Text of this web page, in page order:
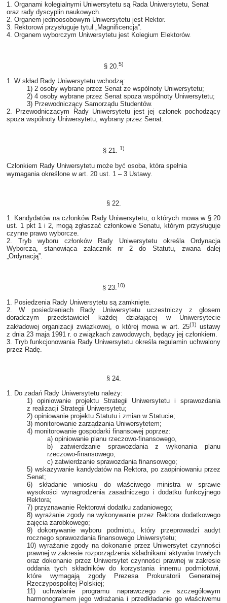
1. Organami kolegialnymi Uniwersytetu są Rada Uniwersytetu, Senat
oraz rady dyscyplin naukowych.
2. Organem jednoosobowym Uniwersytetu jest Rektor.
3. Rektorowi przysługuje tytuł „Magnificencja”.
4. Organem wyborczym Uniwersytetu jest Kolegium Elektorów.
§ 20.5)
1. W skład Rady Uniwersytetu wchodzą:
1) 2 osoby wybrane przez Senat ze wspólnoty Uniwersytetu;
2) 4 osoby wybrane przez Senat spoza wspólnoty Uniwersytetu;
3) Przewodniczący Samorządu Studentów.
2. Przewodniczącym Rady Uniwersytetu jest jej członek pochodzący
spoza wspólnoty Uniwersytetu, wybrany przez Senat.
§ 21. 1)
Członkiem Rady Uniwersytetu może być osoba, która spełnia
wymagania określone w art. 20 ust. 1 – 3 Ustawy.
§ 22.
1. Kandydatów na członków Rady Uniwersytetu, o których mowa w § 20
ust. 1 pkt 1 i 2, mogą zgłaszać członkowie Senatu, którym przysługuje
czynne prawo wyborcze.
2. Tryb wyboru członków Rady Uniwersytetu określa Ordynacja
Wyborcza, stanowiąca załącznik nr 2 do Statutu, zwana dalej
„Ordynacją”.
§ 23.10)
1. Posiedzenia Rady Uniwersytetu są zamknięte.
2. W posiedzeniach Rady Uniwersytetu uczestniczy z głosem
doradczym przedstawiciel każdej działającej w Uniwersytecie
zakładowej organizacji związkowej, o której mowa w art. 25(1) ustawy
z dnia 23 maja 1991 r. o związkach zawodowych, będący jej członkiem.
3. Tryb funkcjonowania Rady Uniwersytetu określa regulamin uchwalony
przez Radę.
§ 24.
1. Do zadań Rady Uniwersytetu należy:
1) opiniowanie projektu Strategii Uniwersytetu i sprawozdania
z realizacji Strategii Uniwersytetu;
2) opiniowanie projektu Statutu i zmian w Statucie;
3) monitorowanie zarządzania Uniwersytetem;
4) monitorowanie gospodarki finansowej poprzez:
a) opiniowanie planu rzeczowo-finansowego,
b) zatwierdzanie sprawozdania z wykonania planu
rzeczowo-finansowego,
c) zatwierdzanie sprawozdania finansowego;
5) wskazywanie kandydatów na Rektora, po zaopiniowaniu przez
Senat;
6) składanie wniosku do właściwego ministra w sprawie
wysokości wynagrodzenia zasadniczego i dodatku funkcyjnego
Rektora;
7) przyznawanie Rektorowi dodatku zadaniowego;
8) wyrażanie zgody na wykonywanie przez Rektora dodatkowego
zajęcia zarobkowego;
9) dokonywanie wyboru podmiotu, który przeprowadzi audyt
rocznego sprawozdania finansowego Uniwersytetu;
10) wyrażanie zgody na dokonanie przez Uniwersytet czynności
prawnej w zakresie rozporządzenia składnikami aktywów trwałych
oraz dokonanie przez Uniwersytet czynności prawnej w zakresie
oddania tych składników do korzystania innemu podmiotowi,
które wymagają zgody Prezesa Prokuratorii Generalnej
Rzeczypospolitej Polskiej;
11) uchwalanie programu naprawczego ze szczegółowym
harmonogramem jego wdrażania i przedkładanie go właściwemu